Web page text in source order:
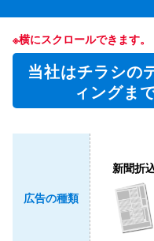
※横にスクロールできます。
当社はチラシの
ィングま
広告の種類
新聞折